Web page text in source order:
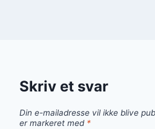
Skriv et svar
Din e-mailadresse vil ikke blive
er markeret med *